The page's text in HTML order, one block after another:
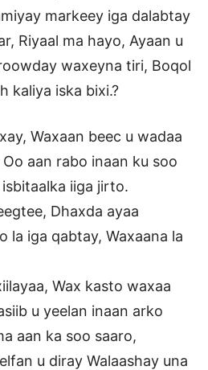
markeey iga dalabtay
Riyaal ma hayo, Ayaan u
waxeyna tiri, Boqol
kaliya iska bixi.?
Waxaan beec u wadaa
aan rabo inaan ku soo
iiga jirto.
Dhaxda ayaa
la iga qabtay, Waxaana la
Wax kasto waxaa
u yeelan inaan arko
aan ka soo saaro,
u diray Walaashay una